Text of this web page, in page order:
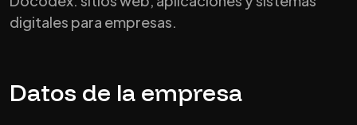
digitales para empresas.
Datos de la empresa